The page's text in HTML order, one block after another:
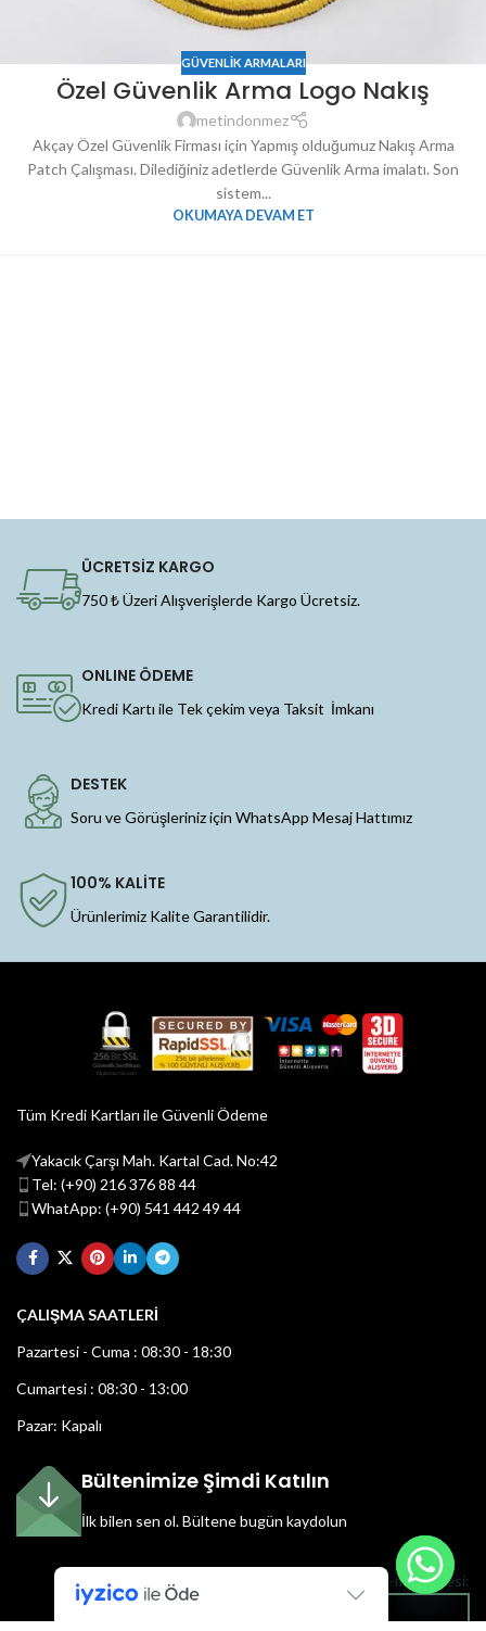
GÜVENLIK ARMALARI
Özel Güvenlik Arma Logo Nakış
metindonmez
Akçay Özel Güvenlik Firması için Yapmış olduğumuz Nakış Arma
Patch Çalışması. Dilediğiniz adetlerde Güvenlik Arma imalatı. Son
sistem...
OKUMAYA DEVAM ET
ÜCRETSİZ KARGO
750 ₺ Üzeri Alışverişlerde Kargo Ücretsiz.
ONLINE ÖDEME
Kredi Kartı ile Tek çekim veya Taksit İmkanı
DESTEK
Soru ve Görüşleriniz için WhatsApp Mesaj Hattımız
100% KALİTE
Ürünlerimiz Kalite Garantilidir.
Tüm Kredi Kartları ile Güvenli Ödeme
Yakacık Çarşı Mah. Kartal Cad. No:42
Tel: (+90) 216 376 88 44
WhatApp: (+90) 541 442 49 44
ÇALIŞMA SAATLERİ
Pazartesi - Cuma : 08:30 - 18:30
Cumartesi : 08:30 - 13:00
Pazar: Kapalı
Bültenimize Şimdi Katılın
İlk bilen sen ol.Bültene bugün kaydolun
E-mail adresi: